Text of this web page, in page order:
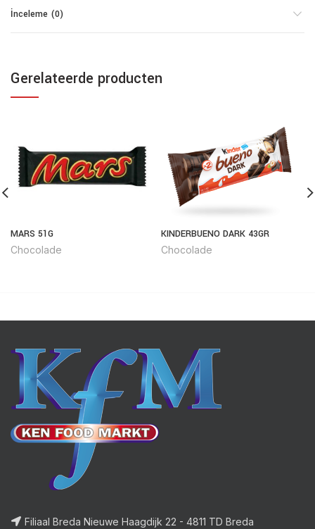
İnceleme (0)
Gerelateerde producten
MARS 51G
Chocolade
KINDERBUENO DARK 43GR
Chocolade
Filiaal Breda Nieuwe Haagdijk 22 - 4811 TD Breda